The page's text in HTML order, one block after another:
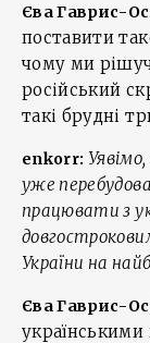
Єва Гаврис-
поставити
чому ми
російський
такі брудні
enkorr:
уже
працювати з
України на
Єва Гаврис-